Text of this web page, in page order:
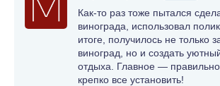
Как-то раз тоже пытался
винограда, использовал
итоге, получилось не только
виноград, но и создать
отдыха. Главное —
крепко все установить!